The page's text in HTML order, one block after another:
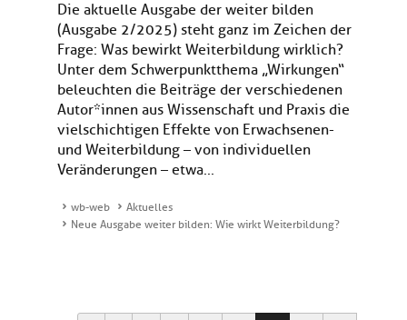
Die aktuelle Ausgabe der weiter bilden
(Ausgabe 2/2025) steht ganz im Zeichen der
Frage: Was bewirkt Weiterbildung wirklich?
Unter dem Schwerpunktthema „Wirkungen“
beleuchten die Beiträge der verschiedenen
Autor*innen aus Wissenschaft und Praxis die
vielschichtigen Effekte von Erwachsenen-
und Weiterbildung – von individuellen
Veränderungen – etwa...
wb-web
Aktuelles
Neue Ausgabe weiter bilden: Wie wirkt Weiterbildung?